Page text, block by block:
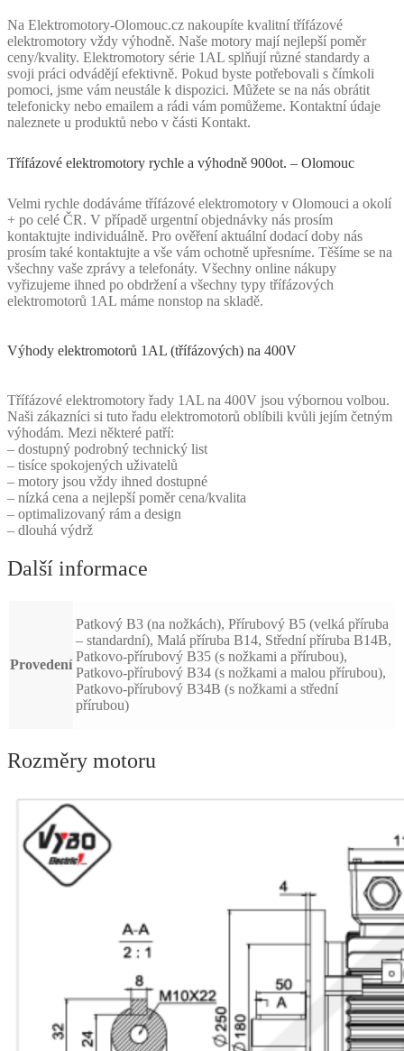
Na Elektromotory-Olomouc.cz nakoupíte kvalitní třífázové
elektromotory vždy výhodně. Naše motory mají nejlepší poměr
ceny/kvality. Elektromotory série 1AL splňují různé standardy a
svoji práci odvádějí efektivně. Pokud byste potřebovali s čímkoli
pomoci, jsme vám neustále k dispozici. Můžete se na nás obrátit
telefonicky nebo emailem a rádi vám pomůžeme. Kontaktní údaje
naleznete u produktů nebo v části Kontakt.
Třífázové elektromotory rychle a výhodně 900ot. – Olomouc
Velmi rychle dodáváme třífázové elektromotory v Olomouci a okolí
+ po celé ČR. V případě urgentní objednávky nás prosím
kontaktujte individuálně. Pro ověření aktuální dodací doby nás
prosím také kontaktujte a vše vám ochotně upřesníme. Těšíme se na
všechny vaše zprávy a telefonáty. Všechny online nákupy
vyřizujeme ihned po obdržení a všechny typy třífázových
elektromotorů 1AL máme nonstop na skladě.
Výhody elektromotorů 1AL (třífázových) na 400V
Třífázové elektromotory řady 1AL na 400V jsou výbornou volbou.
Naši zákazníci si tuto řadu elektromotorů oblíbili kvůli jejím četným
výhodám. Mezi některé patří:
– dostupný podrobný technický list
– tisíce spokojených uživatelů
– motory jsou vždy ihned dostupné
– nízká cena a nejlepší poměr cena/kvalita
– optimalizovaný rám a design
– dlouhá výdrž
Další informace
Provedení
Patkový B3 (na nožkách), Přírubový B5 (velká příruba
– standardní), Malá příruba B14, Střední příruba B14B,
Patkovo-přírubový B35 (s nožkami a přírubou),
Patkovo-přírubový B34 (s nožkami a malou přírubou),
Patkovo-přírubový B34B (s nožkami a střední
přírubou)
Rozměry motoru